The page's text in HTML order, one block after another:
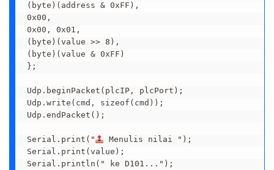
(byte)(address & 0xFF),
0x00,
0x00, 0x01,
(byte)(value >> 8),
(byte)(value & 0xFF)
};
Udp.beginPacket(plcIP, plcPort);
Udp.write(cmd, sizeof(cmd));
Udp.endPacket();
Serial.print("
Menulis nilai ");
Serial.print(value);
Serial.println(" ke D101...");